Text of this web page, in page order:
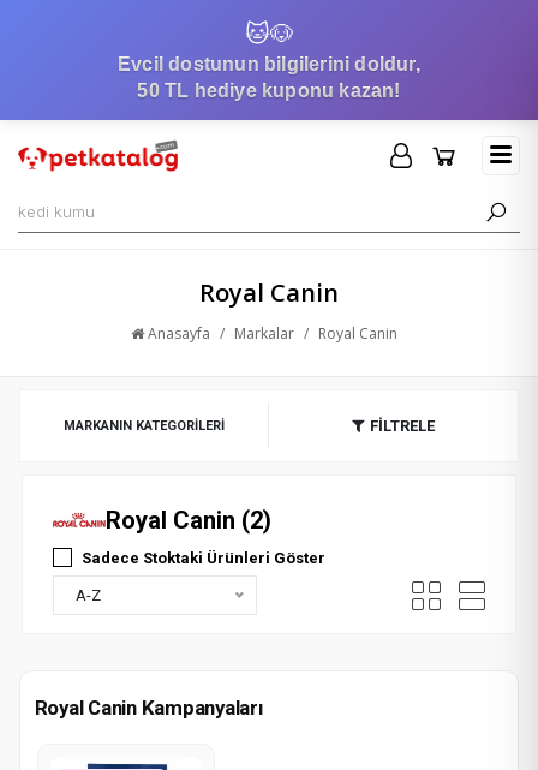
🐱🐶
Evcil dostunun bilgilerini doldur,
50 TL hediye kuponu kazan!
Royal Canin
Anasayfa / Markalar / Royal Canin
MARKANIN KATEGORILERI FİLTRELE
Royal Canin (2)
Sadece Stoktaki Ürünleri Göster
A-Z
Royal Canin Kampanyaları